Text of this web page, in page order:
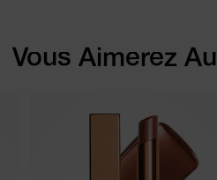
Vous Aimerez